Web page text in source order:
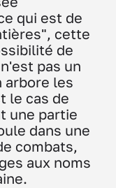
qui est de
cette
de
pas un
arbore les
le cas de
une partie
dans une
combats,
aux noms